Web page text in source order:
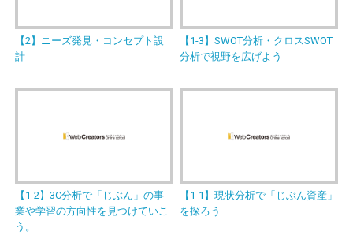
【2】ニーズ発見・コンセプト設
計
【1-3】SWOT分析・クロスSWOT
分析で視野を広げよう
【1-2】3C分析で「じぶん」の事
業や学習の方向性を見つけていこ
う。
【1-1】現状分析で「じぶん資産」
を探ろう